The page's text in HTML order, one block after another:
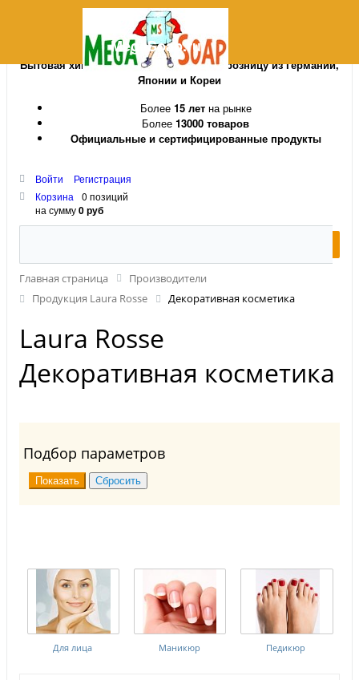
MegaSoap.ru
Бытовая химия и косметика оптом и в розницу из Германии,
Японии и Кореи
Более 15 летна рынке
Более 13000 товаров
Официальные и сертифицированные продукты
Войти
Регистрация
Корзина
0 позиций
на сумму0 руб
Главная страница
Производители
Продукция Laura Rosse
Декоративная косметика
Laura Rosse
Декоративная косметика
Подбор параметров
Для лица Маникюр Педикюр